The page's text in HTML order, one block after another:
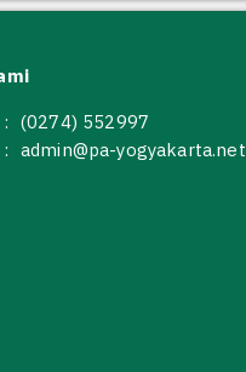
: (0274) 552997
: admin@pa-yogyakarta.net